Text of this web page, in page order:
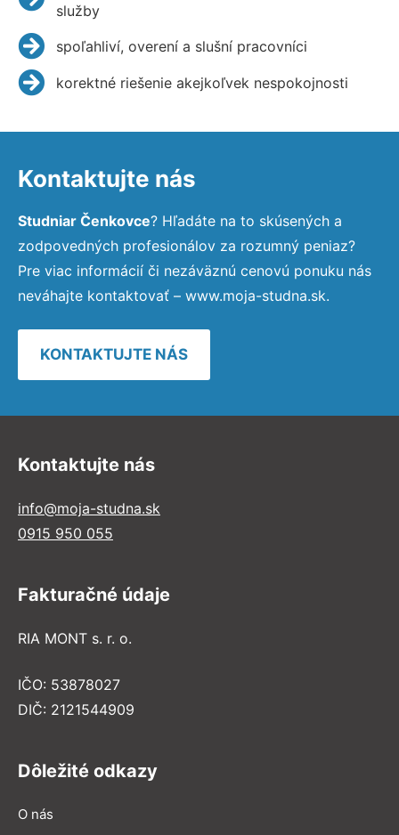
služby
spoľahliví, overení a slušní pracovníci
korektné riešenie akejkoľvek nespokojnosti
Kontaktujte nás
Studniar Čenkovce? Hľadáte na to skúsených a
zodpovedných profesionálov za rozumný peniaz?
Pre viac informácií či nezáväznú cenovú ponuku nás
neváhajte kontaktovať – www.moja-studna.sk.
KONTAKTUJTE NÁS
Kontaktujte nás
info@moja-studna.sk
0915 950 055
Fakturačné údaje
RIA MONT s. r. o.
IČO: 53878027
DIČ: 2121544909
Dôležité odkazy
O nás